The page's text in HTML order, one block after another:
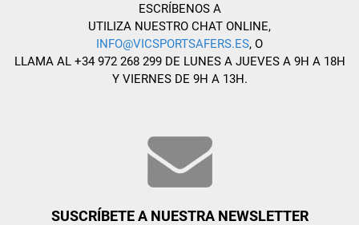
ESCRÍBENOS A
UTILIZA NUESTRO CHAT ONLINE,
INFO@VICSPORTSAFERS.ES, O
LLAMA AL +34 972 268 299 DE LUNES A JUEVES A 9H A 18H
Y VIERNES DE 9H A 13H.
SUSCRÍBETE A NUESTRA NEWSLETTER